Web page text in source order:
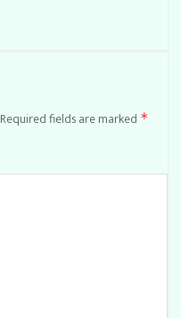
Required fields are marked *